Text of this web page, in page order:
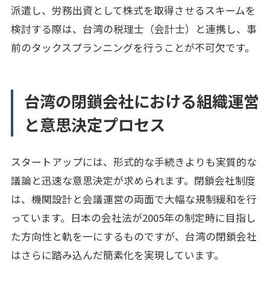
派遣し、労務出資として株式を取得させるスキームを
検討する際は、台湾の税理士（会計士）と連携し、事
前のタックスプランニングを行うことが不可欠です。
台湾の閉鎖会社における組織運営
と意思決定プロセス
スタートアップには、形式的な手続きよりも実質的な
議論と迅速な意思決定が求められます。閉鎖会社制度
は、機関設計と会議運営の両面で大幅な規制緩和を行
っています。日本の会社法が2005年の制定時に目指し
た方向性と軌を一にするものですが、台湾の閉鎖会社
はさらに踏み込んだ簡素化を実現しています。